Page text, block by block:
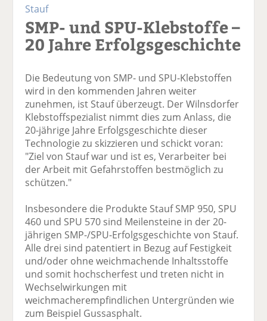
e
Stauf
SMP- und SPU-Klebstoffe –
20 Jahre Erfolgsgeschichte
Die Bedeutung von SMP- und SPU-Klebstoffen
wird in den kommenden Jahren weiter
zunehmen, ist Stauf überzeugt. Der Wilnsdorfer
Klebstoffspezialist nimmt dies zum Anlass, die
20-jährige Jahre Erfolgsgeschichte dieser
Technologie zu skizzieren und schickt voran:
"Ziel von Stauf war und ist es, Verarbeiter bei
der Arbeit mit Gefahrstoffen bestmöglich zu
schützen."
Insbesondere die Produkte Stauf SMP 950, SPU
460 und SPU 570 sind Meilensteine in der 20-
jährigen SMP-/SPU-Erfolgsgeschichte von Stauf.
Alle drei sind patentiert in Bezug auf Festigkeit
und/oder ohne weichmachende Inhaltsstoffe
und somit hochscherfest und treten nicht in
Wechselwirkungen mit
weichmacherempfindlichen Untergründen wie
zum Beispiel Gussasphalt.